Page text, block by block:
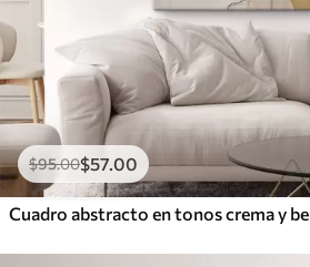
$95.00$57.00